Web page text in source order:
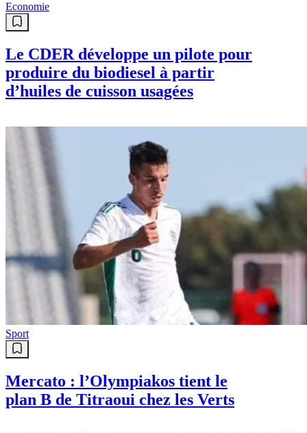
Economie
Le CDER développe un pilote pour
produire du biodiesel à partir
d’huiles de cuisson usagées
Sport
Mercato : l’Olympiakos tient le
plan B de Titraoui chez les Verts